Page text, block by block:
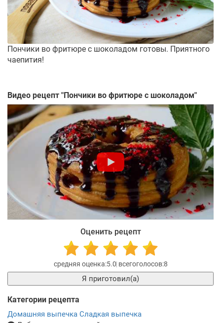
Пончики во фритюре с шоколадом готовы. Приятного
чаепития!
Видео рецепт "Пончики во фритюре с шоколадом"
Оценить рецепт
5.0 8
Я приготовил(а)
Категории рецепта
Домашняя выпечка Сладкая выпечка